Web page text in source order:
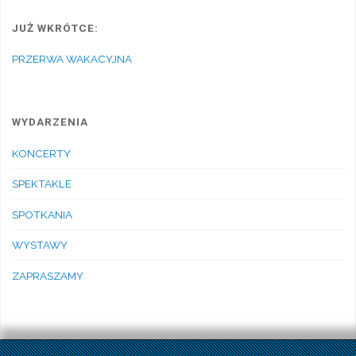
JUŻ WKRÓTCE:
PRZERWA WAKACYJNA
WYDARZENIA
KONCERTY
SPEKTAKLE
SPOTKANIA
WYSTAWY
ZAPRASZAMY